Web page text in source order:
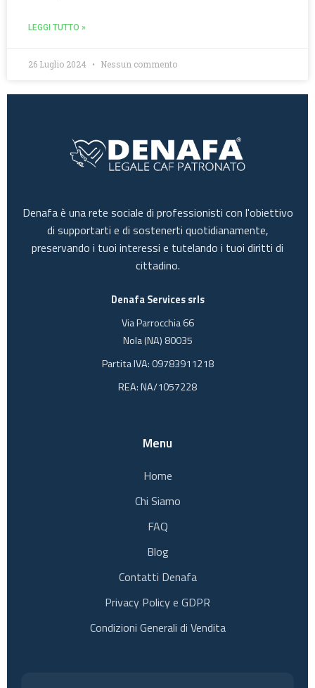
LEGGI TUTTO »
26 Luglio 2024 Nessun commento
Denafa è una rete sociale di professionisti con l'obiettivo
di supportarti e di sostenerti quotidianamente,
preservando i tuoi interessi e tutelando i tuoi diritti di
cittadino.
Denafa Services srls
Via Parrocchia 66
Nola (NA) 80035
Partita IVA: 09783911218
REA: NA/1057228
Menu
Home
Chi Siamo
FAQ
Blog
Contatti Denafa
Privacy Policy e GDPR
Condizioni Generali di Vendita